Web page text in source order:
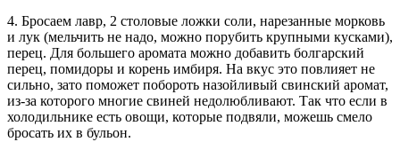
4. Бросаем лавр, 2 столовые ложки соли, нарезанные морковь
и лук (мельчить не надо, можно порубить крупными кусками),
перец. Для большего аромата можно добавить болгарский
перец, помидоры и корень имбиря. На вкус это повлияет не
сильно, зато поможет побороть назойливый свинский аромат,
из-за которого многие свиней недолюбливают. Так что если в
холодильнике есть овощи, которые подвяли, можешь смело
бросать их в бульон.